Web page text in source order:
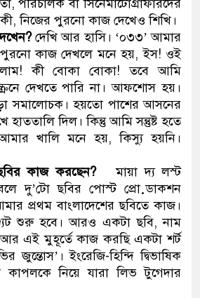
পরিচালক বা সিনেমাটোগ্রাফারদের
নিজের পুরনো কাজ দেখেও শিখি।
দেখি আর হাসি। ‘০৩৩’ আমার
কাজ দেখলে মনে হয়, ইস! ওই
কী বোকা বোকা! তবে আমি
দেখতে পারি না। আফশোস হয়।
সমালোচক। হয়তো পাশের আসনের
হাততালি দিল। কিন্তু আমি সন্তুষ্ট হতে
খালি মনে হয়, কিস্যু হয়নি।
কাজ করছেন?মায়া দ্য লস্ট
বলে দু’টো ছবির পোস্ট প্রো়ডাকশন
প্রথম বাংলাদেশের ছবিতে কাজ।
শুরু হবে। আরও একটা ছবি, নাম
এই মুহূর্তে কাজ করছি একটা শর্ট
জুন্তোস’। ইংরেজি-হিন্দি দ্বিভাষিক
কাপলকে নিয়ে যারা লিভ টুগেদার